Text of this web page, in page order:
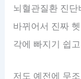
뇌혈관질환 진
바뀌어서 진짜
각에 빠지기 쉽
저도 예전에 무